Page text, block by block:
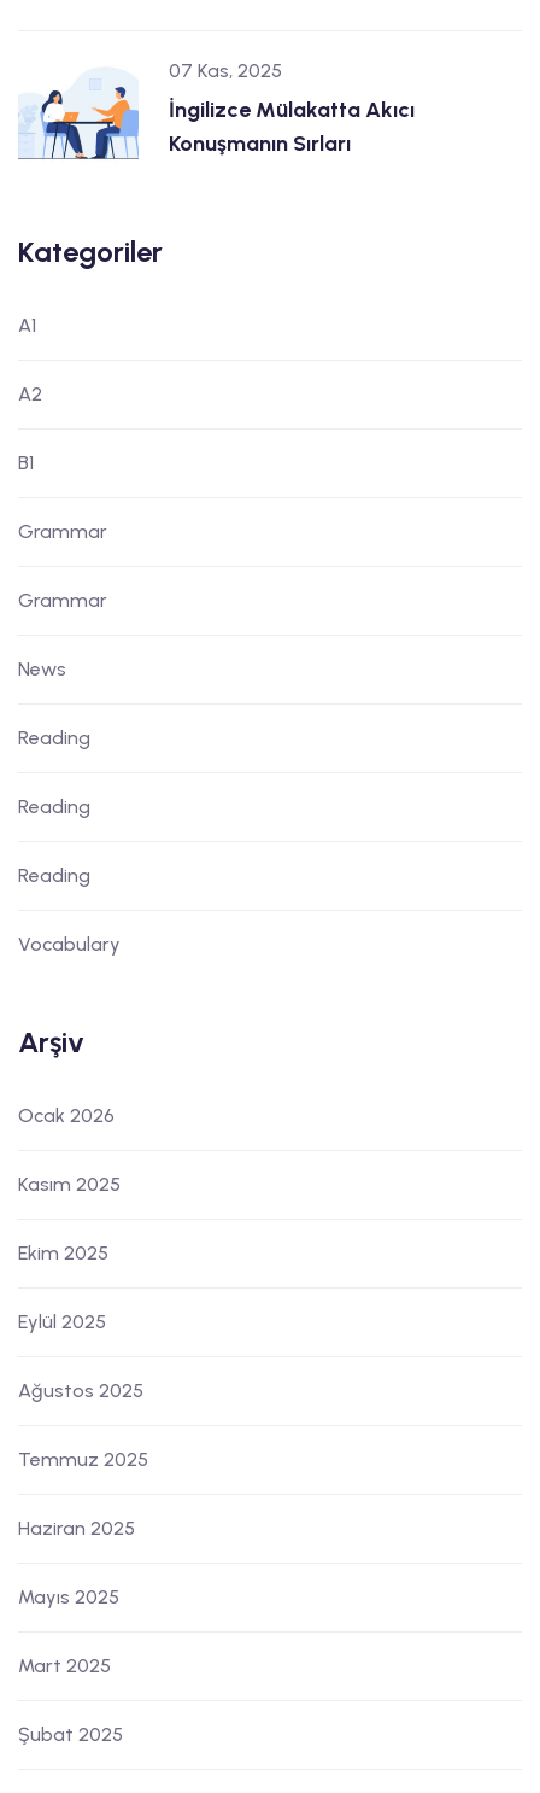
07 Kas, 2025
İngilizce Mülakatta Akıcı
Konuşmanın Sırları
Kategoriler
A1
A2
B1
Grammar
Grammar
News
Reading
Reading
Reading
Vocabulary
Arşiv
Ocak 2026
Kasım 2025
Ekim 2025
Eylül 2025
Ağustos 2025
Temmuz 2025
Haziran 2025
Mayıs 2025
Mart 2025
Şubat 2025